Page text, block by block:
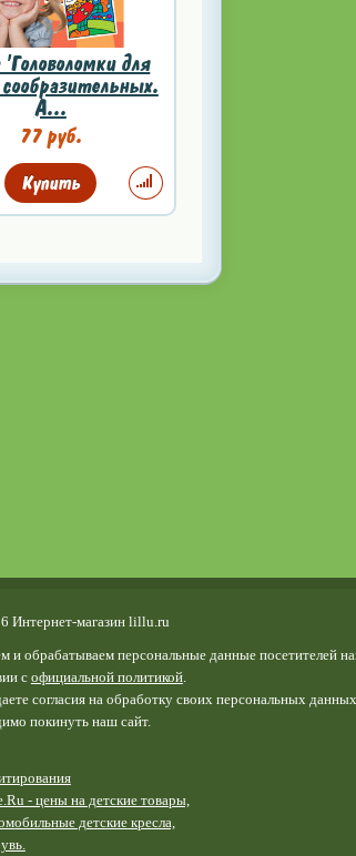
для
А...
77 руб.
Купить
Интернет-магазин lillu.ru
и обрабатываем персональные данные посетителей
софициальной политикой.
согласия на обработку своих персональных
покинуть наш сайт.